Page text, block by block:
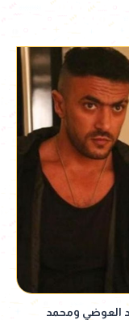
العوضي ومحمد